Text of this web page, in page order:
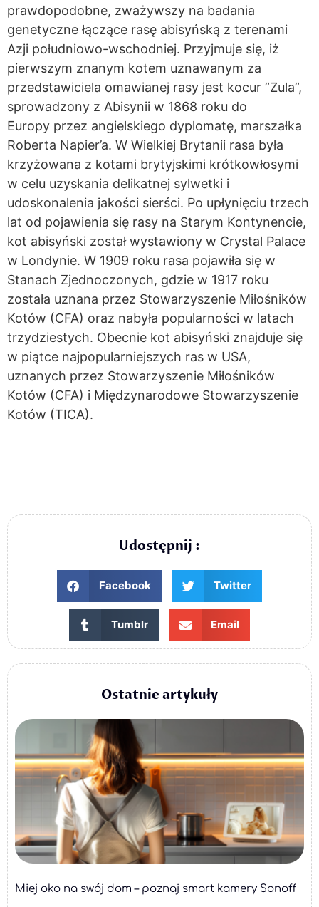
prawdopodobne, zważywszy na badania
genetyczne łączące rasę abisyńską z terenami
Azji południowo-wschodniej. Przyjmuje się, iż
pierwszym znanym kotem uznawanym za
przedstawiciela omawianej rasy jest kocur ”Zula”,
sprowadzony z Abisynii w 1868 roku do
Europy przez angielskiego dyplomatę, marszałka
Roberta Napier’a. W Wielkiej Brytanii rasa była
krzyżowana z kotami brytyjskimi krótkowłosymi
w celu uzyskania delikatnej sylwetki i
udoskonalenia jakości sierści. Po upłynięciu trzech
lat od pojawienia się rasy na Starym Kontynencie,
kot abisyński został wystawiony w Crystal Palace
w Londynie. W 1909 roku rasa pojawiła się w
Stanach Zjednoczonych, gdzie w 1917 roku
została uznana przez Stowarzyszenie Miłośników
Kotów (CFA) oraz nabyła popularności w latach
trzydziestych. Obecnie kot abisyński znajduje się
w piątce najpopularniejszych ras w USA,
uznanych przez Stowarzyszenie Miłośników
Kotów (CFA) i Międzynarodowe Stowarzyszenie
Kotów (TICA).
Udostępnij :
Facebook Twitter
Tumblr Email
Ostatnie artykuły
Miej oko na swój dom – poznaj smart kamery Sonoff